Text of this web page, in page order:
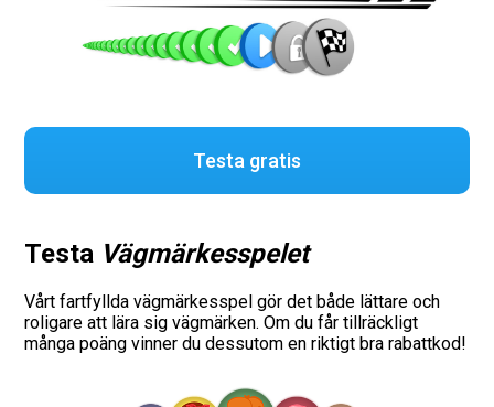
Testa gratis
Testa Vägmärkesspelet
Vårt fartfyllda vägmärkesspel gör det både lättare och
roligare att lära sig vägmärken. Om du får tillräckligt
många poäng vinner du dessutom en riktigt bra rabattkod!